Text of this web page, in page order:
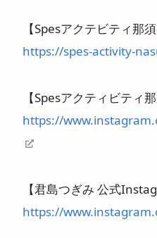
【Spesアクテビティ那須
https://spes-activity-
【Spesアクティビティ
https://
【君島つぎみ 公式
https://